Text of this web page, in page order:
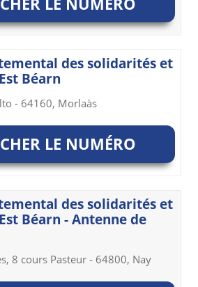
des solidarités et
Béarn
- 64160, Morlaàs
LE NUMÉRO
des solidarités et
Béarn - Antenne de
8 cours Pasteur - 64800, Nay